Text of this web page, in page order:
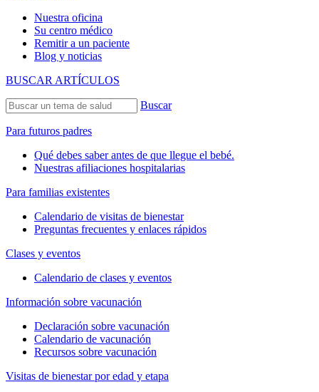
Nuestra oficina
Su centro médico
Remitir a un paciente
Blog y noticias
BUSCAR ARTÍCULOS
Buscar
Para futuros padres
Qué debes saber antes de que llegue el bebé.
Nuestras afiliaciones hospitalarias
Para familias existentes
Calendario de visitas de bienestar
Preguntas frecuentes y enlaces rápidos
Clases y eventos
Calendario de clases y eventos
Información sobre vacunación
Declaración sobre vacunación
Calendario de vacunación
Recursos sobre vacunación
Visitas de bienestar por edad y etapa